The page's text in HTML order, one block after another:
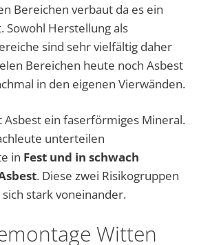
Bereichen verbaut da es ein
Sowohl Herstellung als
sind sehr vielfältig daher
Bereichen heute noch Asbest
in den eigenen Vierwänden.
Asbest ein faserförmiges Mineral.
unterteilen
in Fest und in schwach
. Diese zwei Risikogruppen
stark voneinander.
Witten